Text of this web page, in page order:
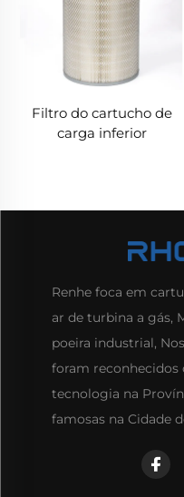
Filtro do cartucho de
carga inferior
Renhe foca em
ar de turbina a gás,
poeira industrial,
foram
tecnologia na
famosas na Cidade